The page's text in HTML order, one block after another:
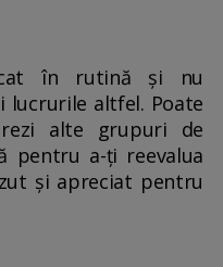
în rutină și nu
lucrurile altfel. Poate
alte grupuri de
pentru a-ți reevalua
și apreciat pentru